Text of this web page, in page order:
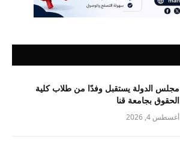
مجلس الدولة يستقبل وفدًا من طلاب كلية
الحقوق بجامعة قنا
أغسطس 4, 2026